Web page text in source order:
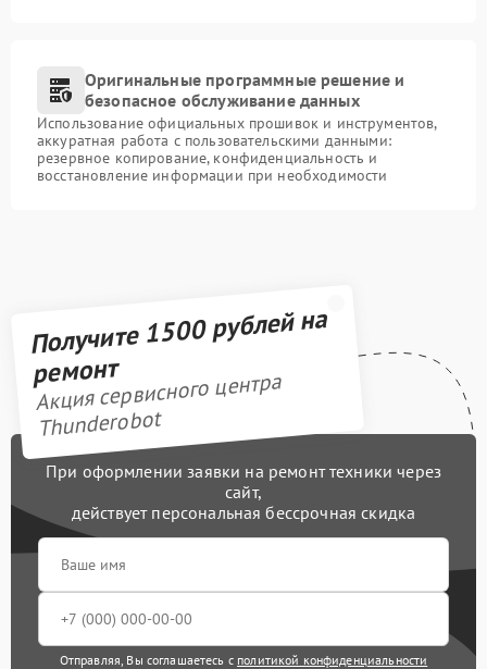
Оригинальные программные решение и
безопасное обслуживание данных
Использование официальных прошивок и инструментов,
аккуратная работа с пользовательскими данными:
резервное копирование, конфиденциальность и
восстановление информации при необходимости
Получите 1500 рублей на
ремонт
Акция сервисного центра
Thunderobot
При оформлении заявки на ремонт техники через
сайт,
действует персональная бессрочная скидка
Отправляя, Вы соглашаетесь с политикой конфиденциальности